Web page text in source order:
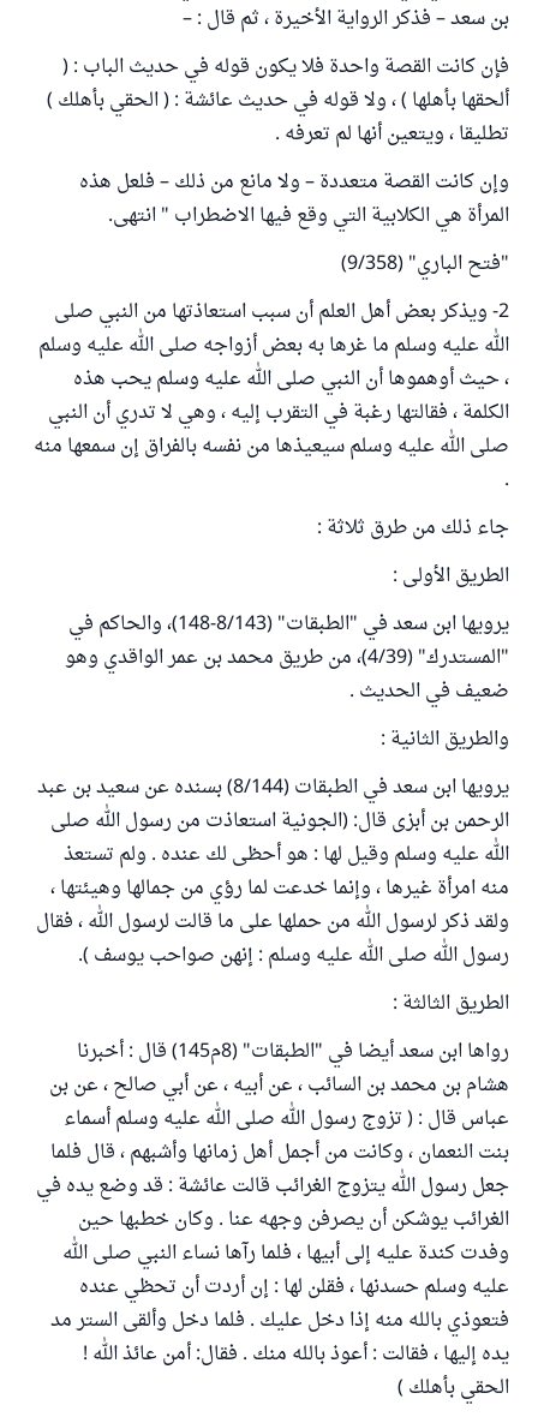
بن سعد – فذكر الرواية الأخيرة ، ثم قال : –
فإن كانت القصة واحدة فلا يكون قوله في حديث الباب : (
ألحقها بأهلها ) ، ولا قوله في حديث عائشة : ( الحقي بأهلك )
تطليقا ، ويتعين أنها لم تعرفه .
وإن كانت القصة متعددة – ولا مانع من ذلك – فلعل هذه
المرأة هي الكلابية التي وقع فيها الاضطراب " انتهى.
"فتح الباري" (9/358)
2- ويذكر بعض أهل العلم أن سبب استعاذتها من النبي صلى
الله عليه وسلم ما غرها به بعض أزواجه صلى الله عليه وسلم
، حيث أوهموها أن النبي صلى الله عليه وسلم يحب هذه
الكلمة ، فقالتها رغبة في التقرب إليه ، وهي لا تدري أن النبي
صلى الله عليه وسلم سيعيذها من نفسه بالفراق إن سمعها منه
.
جاء ذلك من طرق ثلاثة :
الطريق الأولى :
يرويها ابن سعد في "الطبقات" (8/143-148)، والحاكم في
"المستدرك" (4/39)، من طريق محمد بن عمر الواقدي وهو
ضعيف في الحديث .
والطريق الثانية :
يرويها ابن سعد في الطبقات (8/144) بسنده عن سعيد بن عبد
الرحمن بن أبزى قال: (الجونية استعاذت من رسول الله صلى
الله عليه وسلم وقيل لها : هو أحظى لك عنده . ولم تستعذ
منه امرأة غيرها ، وإنما خدعت لما رؤي من جمالها وهيئتها ،
ولقد ذكر لرسول الله من حملها على ما قالت لرسول الله ، فقال
رسول الله صلى الله عليه وسلم : إنهن صواحب يوسف ).
الطريق الثالثة :
رواها ابن سعد أيضا في "الطبقات" (8م145) قال : أخبرنا
هشام بن محمد بن السائب ، عن أبيه ، عن أبي صالح ، عن بن
عباس قال : ( تزوج رسول الله صلى الله عليه وسلم أسماء
بنت النعمان ، وكانت من أجمل أهل زمانها وأشبهم ، قال فلما
جعل رسول الله يتزوج الغرائب قالت عائشة : قد وضع يده في
الغرائب يوشكن أن يصرفن وجهه عنا . وكان خطبها حين
وفدت كندة عليه إلى أبيها ، فلما رآها نساء النبي صلى الله
عليه وسلم حسدنها ، فقلن لها : إن أردت أن تحظي عنده
فتعوذي بالله منه إذا دخل عليك . فلما دخل وألقى الستر مد
يده إليها ، فقالت : أعوذ بالله منك . فقال: أمن عائذ الله !
الحقي بأهلك )